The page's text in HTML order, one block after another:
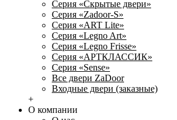
Серия «Скрытые двери»
Серия «Zadoor-S»
Серия «ART Lite»
Серия «Legno Art»
Серия «Legno Frisse»
Серия «АРТКЛАССИК»
Серия «Sense»
Все двери ZaDoor
Входные двери (заказные)
+
О компании